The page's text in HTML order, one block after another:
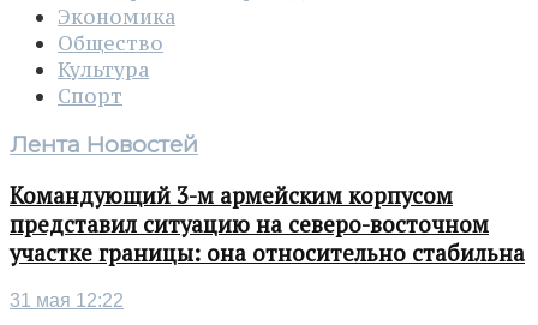
Экономика
Общество
Культура
Спорт
Лента Новостей
Командующий 3-м армейским корпусом
представил ситуацию на северо-восточном
участке границы: она относительно стабильна
31 мая 12:22